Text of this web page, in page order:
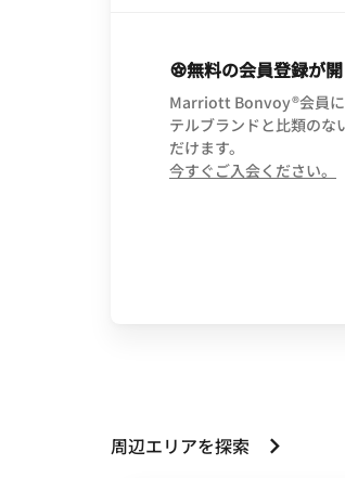
無料の会員登録が
Marriott Bonvoy®会員に
テルブランドと比類のな
だけます。
今すぐご入会ください。
周辺エリアを探索